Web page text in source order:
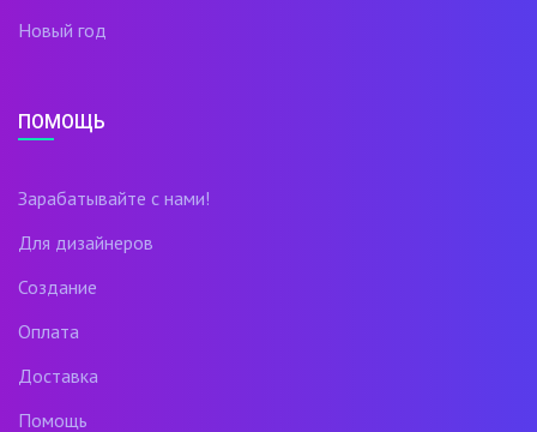
Новый год
ПОМОЩЬ
Зарабатывайте с нами!
Для дизайнеров
Создание
Оплата
Доставка
Помощь